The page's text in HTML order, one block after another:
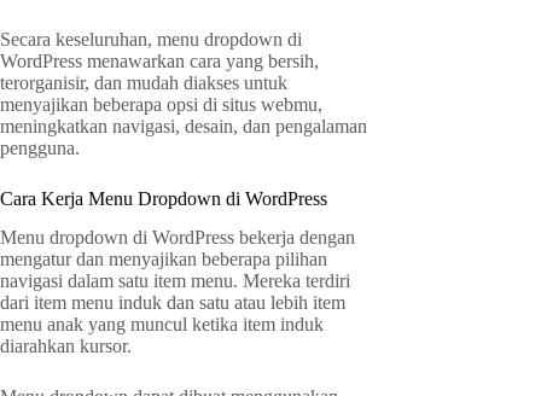
Secara keseluruhan, menu dropdown di
WordPress menawarkan cara yang bersih,
terorganisir, dan mudah diakses untuk
menyajikan beberapa opsi di situs webmu,
meningkatkan navigasi, desain, dan pengalaman
pengguna.
Cara Kerja Menu Dropdown di WordPress
Menu dropdown di WordPress bekerja dengan
mengatur dan menyajikan beberapa pilihan
navigasi dalam satu item menu. Mereka terdiri
dari item menu induk dan satu atau lebih item
menu anak yang muncul ketika item induk
diarahkan kursor.